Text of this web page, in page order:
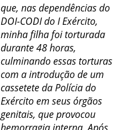
que, nas dependências do
DOI-CODI do I Exército,
minha filha foi torturada
durante 48 horas,
culminando essas torturas
com a introdução de um
cassetete da Polícia do
Exército em seus órgãos
genitais, que provocou